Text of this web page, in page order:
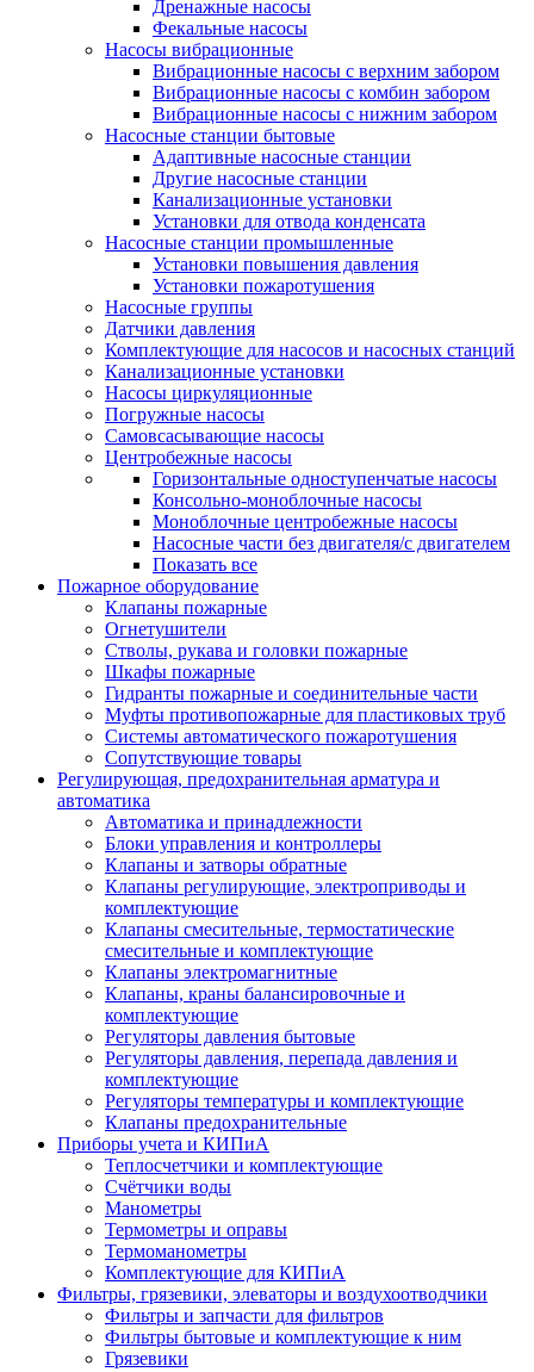
Дренажные насосы
Фекальные насосы
Насосы вибрационные
Вибрационные насосы с верхним забором
Вибрационные насосы с комбин забором
Вибрационные насосы с нижним забором
Насосные станции бытовые
Адаптивные насосные станции
Другие насосные станции
Канализационные установки
Установки для отвода конденсата
Насосные станции промышленные
Установки повышения давления
Установки пожаротушения
Насосные группы
Датчики давления
Комплектующие для насосов и насосных станций
Канализационные установки
Насосы циркуляционные
Погружные насосы
Самовсасывающие насосы
Центробежные насосы
Горизонтальные одноступенчатые насосы
Консольно-моноблочные насосы
Моноблочные центробежные насосы
Насосные части без двигателя/с двигателем
Показать все
Пожарное оборудование
Клапаны пожарные
Огнетушители
Стволы, рукава и головки пожарные
Шкафы пожарные
Гидранты пожарные и соединительные части
Муфты противопожарные для пластиковых труб
Системы автоматического пожаротушения
Сопутствующие товары
Регулирующая, предохранительная арматура и
автоматика
Автоматика и принадлежности
Блоки управления и контроллеры
Клапаны и затворы обратные
Клапаны регулирующие, электроприводы и
комплектующие
Клапаны смесительные, термостатические
смесительные и комплектующие
Клапаны электромагнитные
Клапаны, краны балансировочные и
комплектующие
Регуляторы давления бытовые
Регуляторы давления, перепада давления и
комплектующие
Регуляторы температуры и комплектующие
Клапаны предохранительные
Приборы учета и КИПиА
Теплосчетчики и комплектующие
Счётчики воды
Манометры
Термометры и оправы
Термоманометры
Комплектующие для КИПиА
Фильтры, грязевики, элеваторы и воздухоотводчики
Фильтры и запчасти для фильтров
Фильтры бытовые и комплектующие к ним
Грязевики